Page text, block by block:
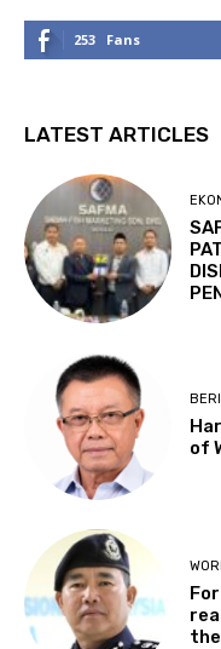
253 Fans
LATEST ARTICLES
of
the